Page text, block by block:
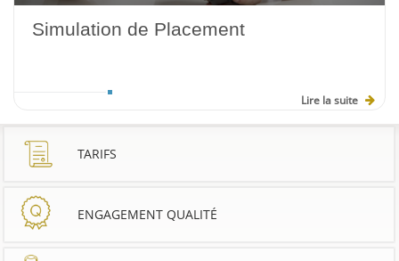
Simulation de Placement
Lire la suite
TARIFS
ENGAGEMENT QUALITÉ